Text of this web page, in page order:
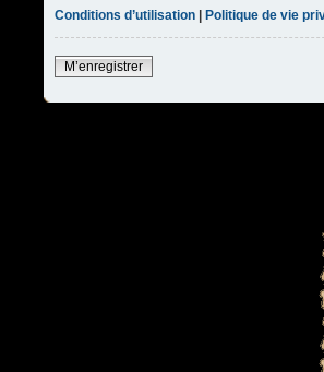
Conditions d’utilisation | Politique de vie
M’enregistrer